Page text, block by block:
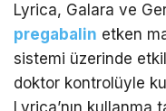
Lyrica, Galara ve
pregabalin etken
sistemi üzerinde
doktor kontrolüyle